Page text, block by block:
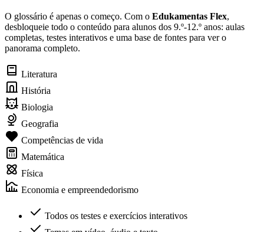
O glossário é apenas o começo. Com o Edukamentas Flex,
desbloqueie todo o conteúdo para alunos dos 9.º-12.º anos: aulas
completas, testes interativos e uma base de fontes para ver o
panorama completo.
Literatura
História
Biologia
Geografia
Competências de vida
Matemática
Física
Economia e empreendedorismo
Todos os testes e exercícios interativos